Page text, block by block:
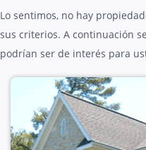
Lo sentimos, no hay
sus criterios. A continuación
podrían ser de interés para